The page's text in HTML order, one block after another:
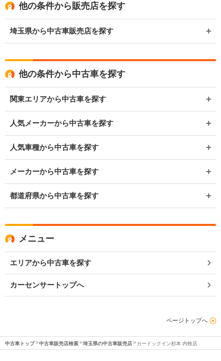
他の条件から販売店を探す
埼玉県から中古車販売店を探す
他の条件から中古車を探す
関東エリアから中古車を探す
人気メーカーから中古車を探す
人気車種から中古車を探す
メーカーから中古車を探す
都道府県から中古車を探す
メニュー
エリアから中古車を探す
カーセンサートップへ
ページトップへ
中古車トップ 中古車販売店検索 埼玉県の中古車販売店 カードックイン杉本 内牧店